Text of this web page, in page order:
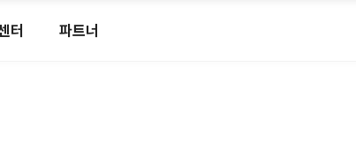
터 파트너